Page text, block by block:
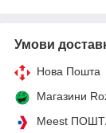
Умови
Нова Пошта
Магазини
Meest